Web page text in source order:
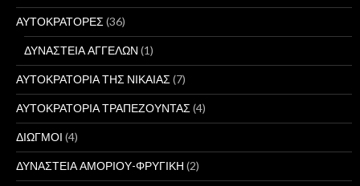
ΑΥΤΟΚΡΑΤΟΡΕΣ (36)
ΔΥΝΑΣΤΕΙΑ ΑΓΓΕΛΩΝ (1)
ΑΥΤΟΚΡΑΤΟΡΙΑ ΤΗΣ ΝΙΚΑΙΑΣ (7)
ΑΥΤΟΚΡΑΤΟΡΙΑ ΤΡΑΠΕΖΟΥΝΤΑΣ (4)
ΔΙΩΓΜΟΙ (4)
ΔΥΝΑΣΤΕΙΑ ΑΜΟΡΙΟΥ-ΦΡΥΓΙΚΗ (2)